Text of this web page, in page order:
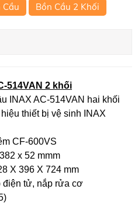
Cầu Bồn Cầu 2 Khối
514VAN 2 khối
INAX AC-514VAN hai khối
thiết bị vệ sinh INAX
CF-600VS
x 52 mmm
X 396 X 724 mm
điện tử, nắp rửa cơ